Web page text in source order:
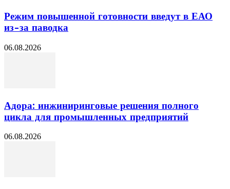
Режим повышенной готовности введут в ЕАО
из-за паводка
06.08.2026
Адора: инжиниринговые решения полного
цикла для промышленных предприятий
06.08.2026